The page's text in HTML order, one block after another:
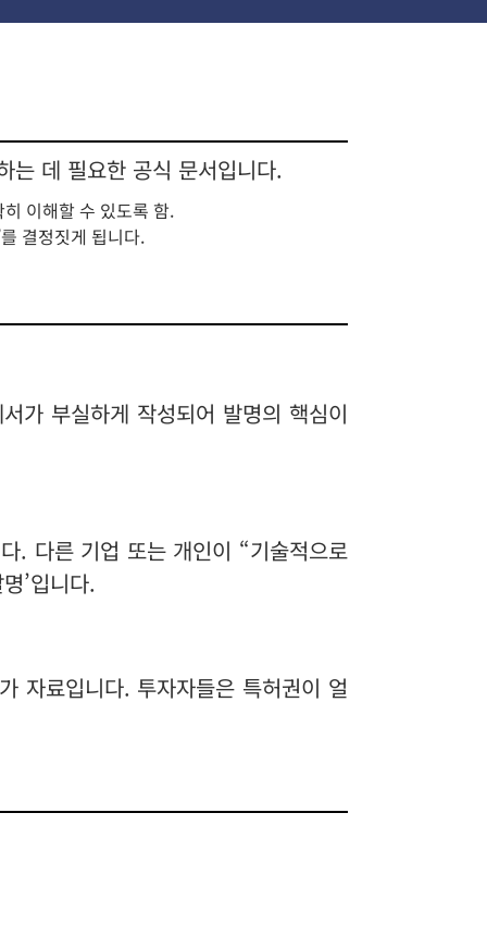
는 데 필요한 공식 문서입니다.
이해할 수 있도록 함.
결정짓게 됩니다.
가 부실하게 작성되어 발명의 핵심이
. 다른 기업 또는 개인이 “기술적으로
’입니다.
자료입니다. 투자자들은 특허권이 얼